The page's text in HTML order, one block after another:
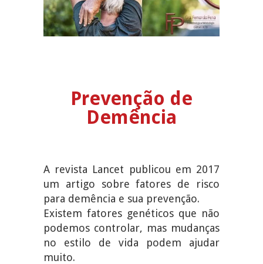
Prevenção de
Demência
A revista Lancet publicou em 2017
um artigo sobre fatores de risco
para demência e sua prevenção.
Existem fatores genéticos que não
podemos controlar, mas mudanças
no estilo de vida podem ajudar
muito.